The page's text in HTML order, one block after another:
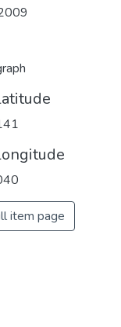
item page